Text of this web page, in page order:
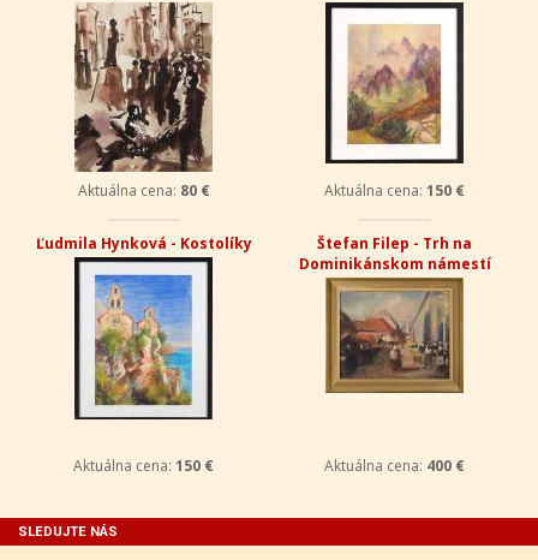
Aktuálna cena: 80 € Aktuálna cena: 150 €
Ľudmila Hynková - Kostolíky
Aktuálna cena: 150 €
Štefan Filep - Trh na
Dominikánskom námestí
Aktuálna cena: 400 €
SLEDUJTE NÁS